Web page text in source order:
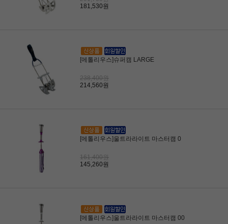
181,530원
[메톨리우스]슈퍼캠 LARGE
238,400원
214,560원
[메톨리우스]울트라라이트 마스터캠 0
161,400원
145,260원
[메톨리우스]울트라라이트 마스터캠 00